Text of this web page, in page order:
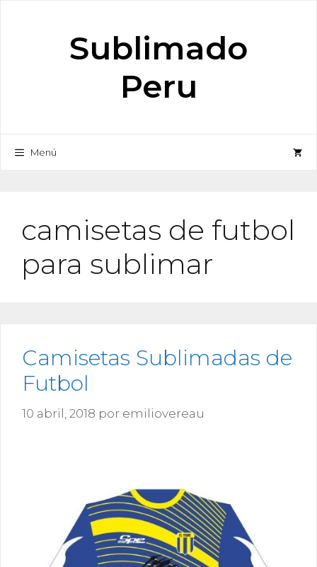
Sublimado
Peru
Menú
camisetas de futbol
para sublimar
Camisetas Sublimadas de
Futbol
10 abril, 2018 por emiliovereau